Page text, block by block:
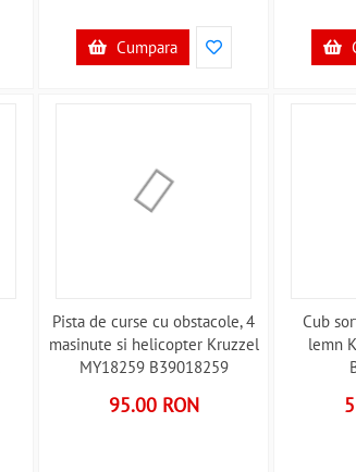
Cumpara
Pista de curse cu obstacole, 4
masinute si helicopter Kruzzel
MY18259 B39018259
95.00 RON
Cub
lemn